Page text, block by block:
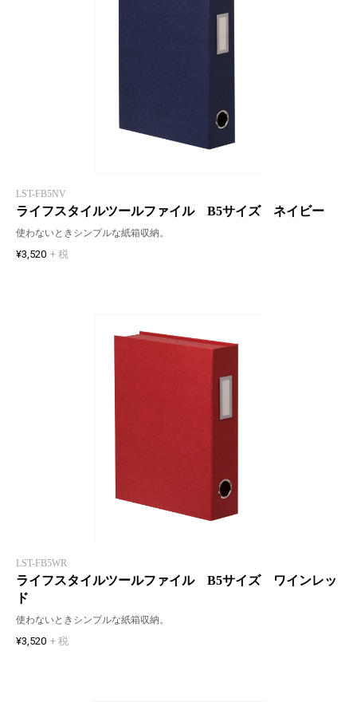
LST-FB5NV
ライフスタイルツールファイル B5サイズ ネイビー
使わないときシンプルな紙箱収納。
¥3,520 + 税
LST-FB5WR
ライフスタイルツールファイル B5サイズ ワインレッ
ド
使わないときシンプルな紙箱収納。
¥3,520 + 税